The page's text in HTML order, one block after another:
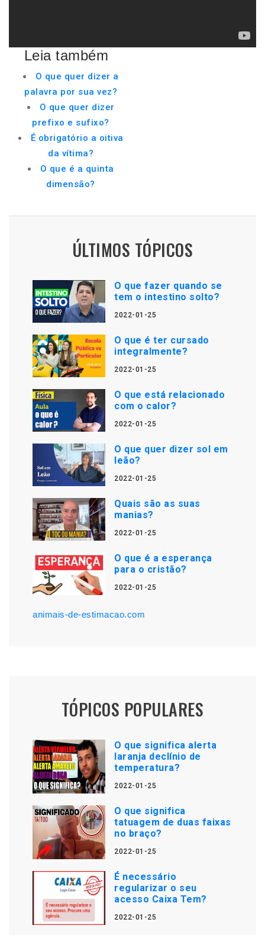
Leia também
O que quer dizer a
palavra por sua vez?
O que quer dizer
prefixo e sufixo?
É obrigatório a oitiva
da vítima?
O que é a quinta
dimensão?
ÚLTIMOS TÓPICOS
O que fazer quando se
tem o intestino solto?
2022-01-25
O que é ter cursado
integralmente?
2022-01-25
O que está relacionado
com o calor?
2022-01-25
O que quer dizer sol em
leão?
2022-01-25
Quais são as suas
manias?
2022-01-25
O que é a esperança
para o cristão?
2022-01-25
animais-de-estimacao.com
TÓPICOS POPULARES
O que significa alerta
laranja declínio de
temperatura?
2022-01-25
O que significa
tatuagem de duas faixas
no braço?
2022-01-25
É necessário
regularizar o seu
acesso Caixa Tem?
2022-01-25